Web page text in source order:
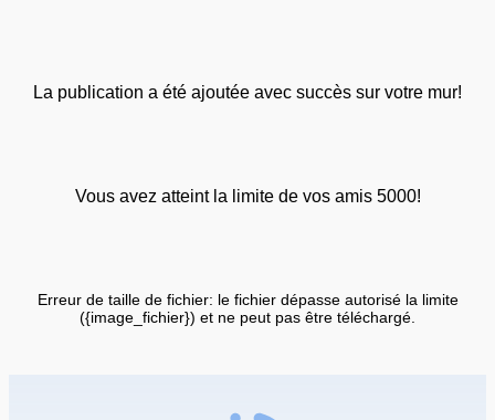
La publication a été ajoutée avec succès sur votre mur!
Vous avez atteint la limite de vos amis 5000!
Erreur de taille de fichier: le fichier dépasse autorisé la limite
({image_fichier}) et ne peut pas être téléchargé.